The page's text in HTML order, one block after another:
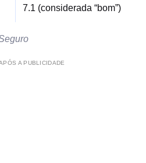
7.1 (considerada “bom”)
A PUBLICIDADE